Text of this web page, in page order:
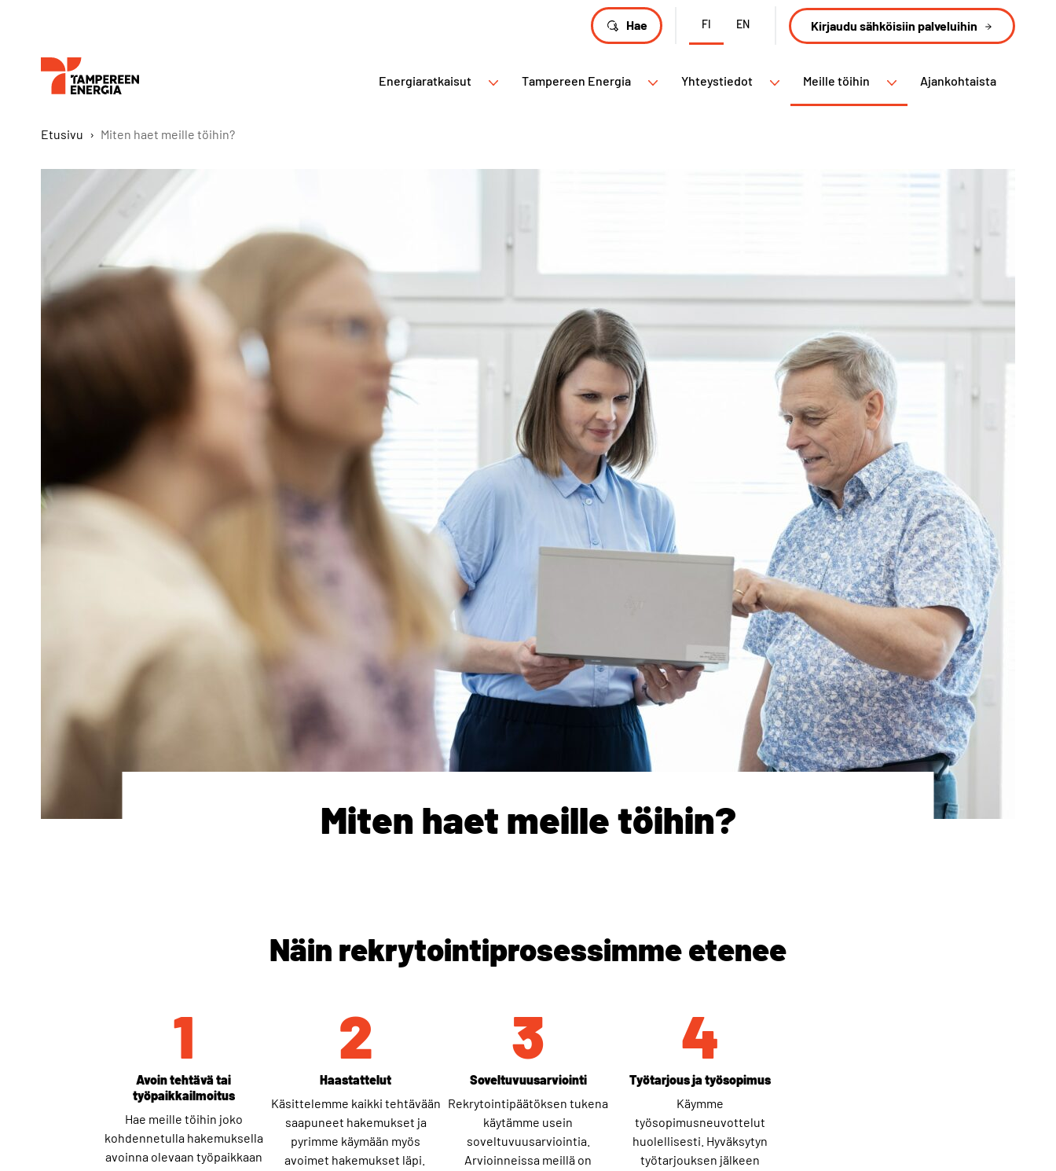
Hae FI EN Kirjaudu sähköisiin palveluihin
Energiaratkaisut Tampereen Energia Yhteystiedot Meille töihin Ajankohtaista
Etusivu › Miten haet meille töihin?
Miten haet meille töihin?
Näin rekrytointiprosessimme etenee
1
Avoin tehtävä tai
työpaikkailmoitus
Hae meille töihin joko
kohdennetulla hakemuksella
avoinna olevaan työpaikkaan
2
Haastattelut
Käsittelemme kaikki tehtävään
saapuneet hakemukset ja
pyrimme käymään myös
avoimet hakemukset läpi. ​
3
Soveltuvuusarviointi
Rekrytointipäätöksen tukena
käytämme usein
soveltuvuusarviointia.
Arvioinneissa meillä on
4
Työtarjous ja työsopimus
Käymme
työsopimusneuvottelut
huolellisesti. Hyväksytyn
työtarjouksen jälkeen